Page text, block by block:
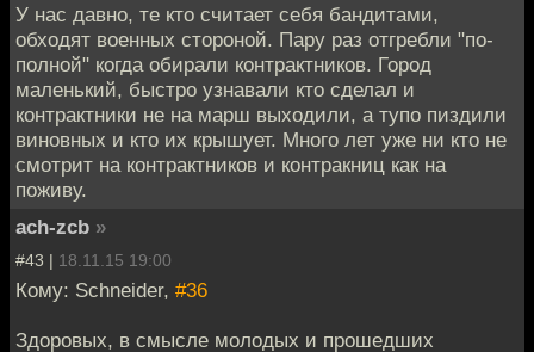
У нас давно, те кто считает себя бандитами,
обходят военных стороной. Пару раз отгребли "по-
полной" когда обирали контрактников. Город
маленький, быстро узнавали кто сделал и
контрактники не на марш выходили, а тупо пиздили
виновных и кто их крышует. Много лет уже ни кто не
смотрит на контрактников и контракниц как на
поживу.
ach-zcb »
#43 | 18.11.15 19:00
Кому: Schneider, #36
Здоровых, в смысле молодых и прошедших